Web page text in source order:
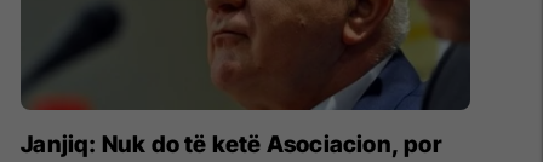
Janjiq: Nuk do të ketë Asociacion, por